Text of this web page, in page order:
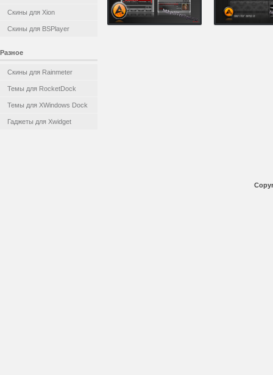
Скины для Xion
Скины для BSPlayer
Разное
Скины для Rainmeter
Темы для RocketDock
Темы для XWindows Dock
Гаджеты для Xwidget